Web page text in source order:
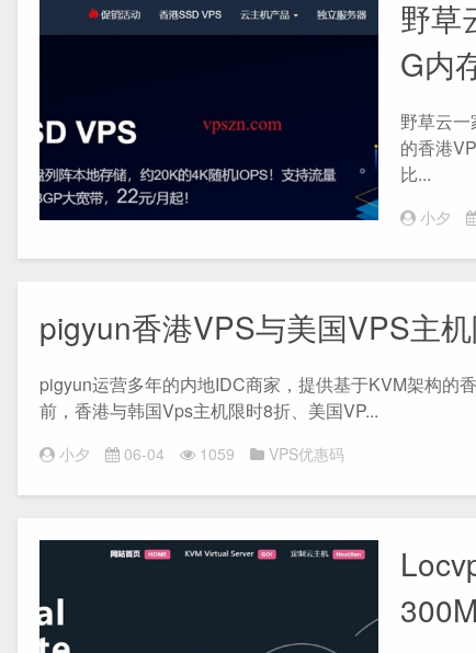
野草
G内
野草云
的香港
比...
小夕
pigyun香港VPS与美国VPS主
pigyun运营多年的内地IDC商家，提供基于KVM架构的
前，香港与韩国Vps主机限时8折、美国VP...
小夕 06-04 1059 VPS优惠码